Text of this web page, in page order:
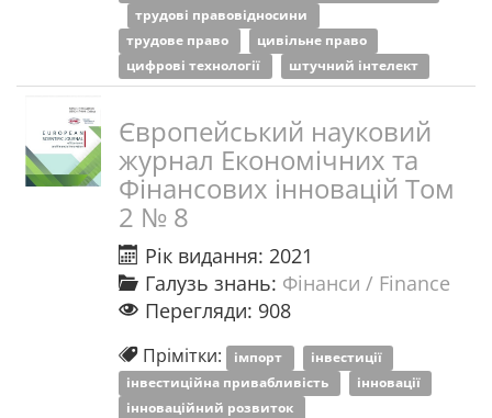
трудові правовідносини
трудове право
цивільне право
цифрові технології
штучний інтелект
Європейський науковий
журнал Економічних та
Фінансових інновацій Том
2 № 8
Рік видання: 2021
Галузь знань: Фінанси / Finance
Перегляди: 908
Прімітки: імпорт
інвестиції
інвестиційна привабливість
інновації
інноваційний розвиток